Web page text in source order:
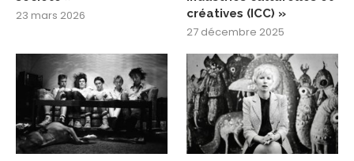
23 mars 2026
créatives (ICC) »
27 décembre 2025